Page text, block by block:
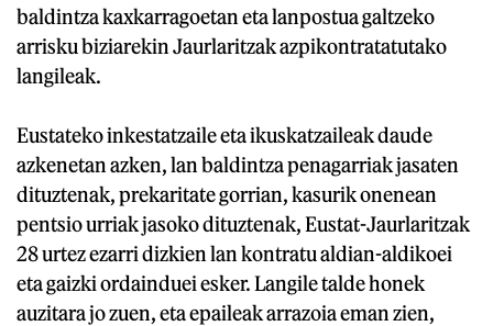
baldintza kaxkarragoetan eta lanpostua galtzeko
arrisku biziarekin Jaurlaritzak azpikontratatutako
langileak.
Eustateko inkestatzaile eta ikuskatzaileak daude
azkenetan azken, lan baldintza penagarriak jasaten
dituztenak, prekaritate gorrian, kasurik onenean
pentsio urriak jasoko dituztenak, Eustat-Jaurlaritzak
28 urtez ezarri dizkien lan kontratu aldian-aldikoei
eta gaizki ordainduei esker. Langile talde honek
auzitara jo zuen, eta epaileak arrazoia eman zien,